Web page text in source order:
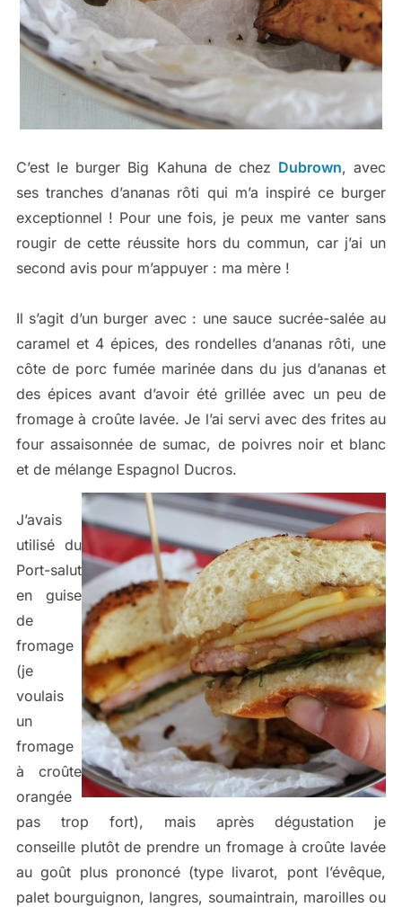
C’est le burger Big Kahuna de chez Dubrown, avec
ses tranches d’ananas rôti qui m’a inspiré ce burger
exceptionnel ! Pour une fois, je peux me vanter sans
rougir de cette réussite hors du commun, car j’ai un
second avis pour m’appuyer : ma mère !
Il s’agit d’un burger avec : une sauce sucrée-salée au
caramel et 4 épices, des rondelles d’ananas rôti, une
côte de porc fumée marinée dans du jus d’ananas et
des épices avant d’avoir été grillée avec un peu de
fromage à croûte lavée. Je l’ai servi avec des frites au
four assaisonnée de sumac, de poivres noir et blanc
et de mélange Espagnol Ducros.
J’avais
utilisé du
Port-salut
en guise
de
fromage
(je
voulais
un
fromage
à croûte
orangée
pas trop fort), mais après dégustation je
conseille plutôt de prendre un fromage à croûte lavée
au goût plus prononcé (type livarot, pont l’évêque,
palet bourguignon, langres, soumaintrain, maroilles ou